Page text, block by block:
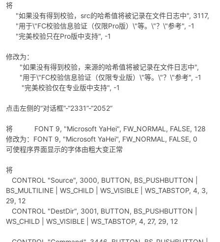
将
"如果没有得到校验，src的哈希值将被记录在文件日志中", 3117,
"用于\"FC校验信息验证（仅限Pro版）\"等。\"？\"参考", -1
"完美校验只在Pro版中支持", -1
修改为：
"如果没有得到校验，来源的哈希值将被记录在文件日志中",
"用于\"FC校验信息验证（仅限专业版）\"等。\"？\"参考", -1
"完美校验仅在专业版中支持", -1
点击左侧的“对话框”-“2331”-“2052”
将 FONT 9, "Microsoft YaHei", FW_NORMAL, FALSE, 128
修改为：FONT 9, "Microsoft YaHei", FW_NORMAL, FALSE, 0
可使程序界面显示的字体由粗大变正常
将
CONTROL "Source", 3000, BUTTON, BS_PUSHBUTTON |
BS_MULTILINE | WS_CHILD | WS_VISIBLE | WS_TABSTOP, 4, 3,
29, 12
CONTROL "DestDir", 3001, BUTTON, BS_PUSHBUTTON |
WS_CHILD | WS_VISIBLE | WS_TABSTOP, 4, 27, 29, 12